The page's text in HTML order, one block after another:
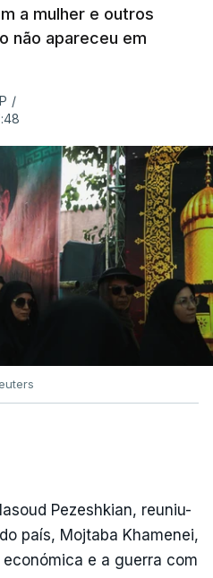
a mulher e outros
não apareceu em
/
Pezeshkian, reuniu-
país, Mojtaba Khamenei,
e a guerra com